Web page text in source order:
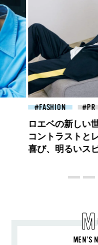
FASHION
【PRADA × NI-
る、ニューモー
MEN’S